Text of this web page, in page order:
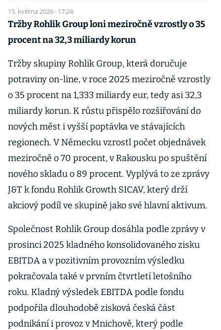
15. května 2026 · 17:24
Tržby Rohlik Group loni meziročně vzrostly o 35
procent na 32,3 miliardy korun
Tržby skupiny Rohlik Group, která doručuje
potraviny on-line, v roce 2025 meziročně vzrostly
o 35 procent na 1,333 miliardy eur, tedy asi 32,3
miliardy korun. K růstu přispělo rozšiřování do
nových měst i vyšší poptávka ve stávajících
regionech. V Německu vzrostl počet objednávek
meziročně o 70 procent, v Rakousku po spuštění
nového skladu o 89 procent. Vyplývá to ze zprávy
J&T k fondu Rohlik Growth SICAV, který drží
akciový podíl ve skupině jako své hlavní aktivum.
Společnost Rohlik Group dosáhla podle zprávy v
prosinci 2025 kladného konsolidovaného zisku
EBITDA a v pozitivním provozním výsledku
pokračovala také v prvním čtvrtletí letošního
roku. Kladný výsledek EBITDA podle fondu
podpořila dlouhodobě zisková česká část
podnikání i provoz v Mnichově, který podle